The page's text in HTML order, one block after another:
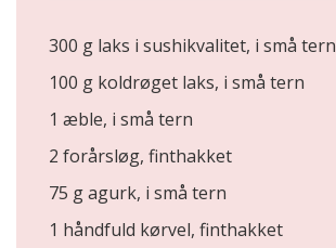
300 g laks i sushikvalitet, i små tern
100 g koldrøget laks, i små tern
1 æble, i små tern
2 forårsløg, finthakket
75 g agurk, i små tern
1 håndfuld kørvel, finthakket